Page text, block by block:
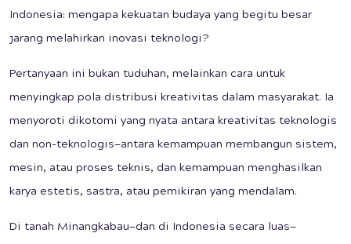
Indonesia: mengapa kekuatan budaya yang begitu besar
jarang melahirkan inovasi teknologi?
Pertanyaan ini bukan tuduhan, melainkan cara untuk
menyingkap pola distribusi kreativitas dalam masyarakat. Ia
menyoroti dikotomi yang nyata antara kreativitas teknologis
dan non-teknologis—antara kemampuan membangun sistem,
mesin, atau proses teknis, dan kemampuan menghasilkan
karya estetis, sastra, atau pemikiran yang mendalam.
Di tanah Minangkabau—dan di Indonesia secara luas—